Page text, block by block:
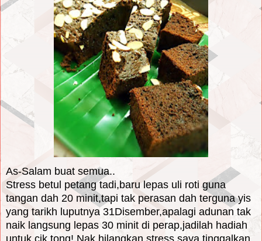
As-Salam buat semua..
Stress betul petang tadi,baru lepas uli roti guna
tangan dah 20 minit,tapi tak perasan dah terguna yis
yang tarikh luputnya 31Disember,apalagi adunan tak
naik langsung lepas 30 minit di perap,jadilah hadiah